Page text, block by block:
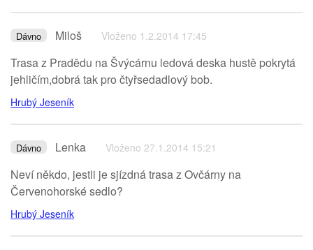
Dávno Miloš Vloženo 1.2.2014 17:45
Trasa z Pradědu na Švýcárnu ledová deska hustě pokrytá
jehličím,dobrá tak pro čtyřsedadlový bob.
Hrubý Jeseník
Dávno Lenka Vloženo 27.1.2014 15:21
Neví někdo, jestli je sjízdná trasa z Ovčárny na
Červenohorské sedlo?
Hrubý Jeseník